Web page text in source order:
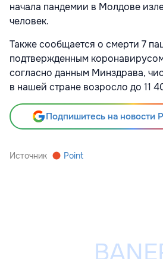
начала пандемии в Молдове
человек.
Также сообщается о смерти 7
подтвержденным
согласно данным Минздрава,
в нашей стране возросло до 11
Подпишитесь на новости
Источник Point